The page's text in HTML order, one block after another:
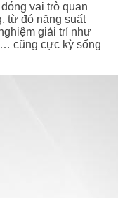
vai trò quan
từ đó năng suất
giải trí như
cũng cực kỳ sống